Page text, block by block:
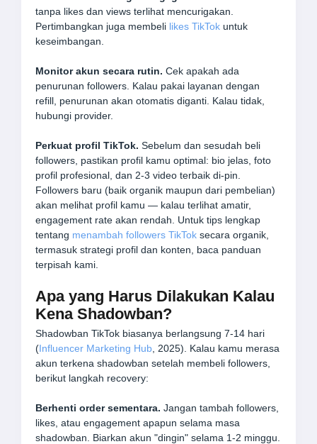
tanpa likes dan views terlihat mencurigakan.
Pertimbangkan juga membeli likes TikTok untuk
keseimbangan.
Monitor akun secara rutin. Cek apakah ada
penurunan followers. Kalau pakai layanan dengan
refill, penurunan akan otomatis diganti. Kalau tidak,
hubungi provider.
Perkuat profil TikTok. Sebelum dan sesudah beli
followers, pastikan profil kamu optimal: bio jelas, foto
profil profesional, dan 2-3 video terbaik di-pin.
Followers baru (baik organik maupun dari pembelian)
akan melihat profil kamu — kalau terlihat amatir,
engagement rate akan rendah. Untuk tips lengkap
tentang menambah followers TikTok secara organik,
termasuk strategi profil dan konten, baca panduan
terpisah kami.
Apa yang Harus Dilakukan Kalau
Kena Shadowban?
Shadowban TikTok biasanya berlangsung 7-14 hari
(Influencer Marketing Hub , 2025). Kalau kamu merasa
akun terkena shadowban setelah membeli followers,
berikut langkah recovery:
Berhenti order sementara. Jangan tambah followers,
likes, atau engagement apapun selama masa
shadowban. Biarkan akun "dingin" selama 1-2 minggu.